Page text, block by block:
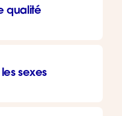
qualité
sexes